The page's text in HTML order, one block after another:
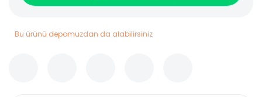
Bu ürünü depomuzdan da alabilirsiniz